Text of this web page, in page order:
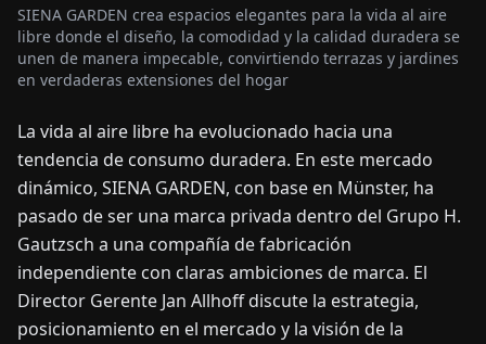
ENDEFRESIT NLPLHU
SIENA GARDEN crea espacios elegantes para la vida al aire
libre donde el diseño, la comodidad y la calidad duradera se
unen de manera impecable, convirtiendo terrazas y jardines
en verdaderas extensiones del hogar
La vida al aire libre ha evolucionado hacia una
tendencia de consumo duradera. En este mercado
dinámico, SIENA GARDEN, con base en Münster, ha
pasado de ser una marca privada dentro del Grupo H.
Gautzsch a una compañía de fabricación
independiente con claras ambiciones de marca. El
Director Gerente Jan Allhoff discute la estrategia,
posicionamiento en el mercado y la visión de la